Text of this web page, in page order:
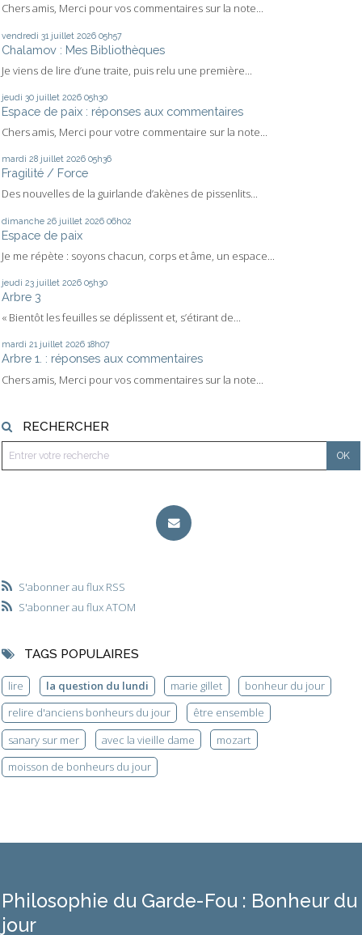
Chers amis, Merci pour vos commentaires sur la note...
vendredi 31 juillet 2026 05h57
Chalamov : Mes Bibliothèques
Je viens de lire d’une traite, puis relu une première...
jeudi 30 juillet 2026 05h30
Espace de paix : réponses aux commentaires
Chers amis, Merci pour votre commentaire sur la note...
mardi 28 juillet 2026 05h36
Fragilité / Force
Des nouvelles de la guirlande d’akènes de pissenlits...
dimanche 26 juillet 2026 06h02
Espace de paix
Je me répète : soyons chacun, corps et âme, un espace...
jeudi 23 juillet 2026 05h30
Arbre 3
« Bientôt les feuilles se déplissent et, s’étirant de...
mardi 21 juillet 2026 18h07
Arbre 1. : réponses aux commentaires
Chers amis, Merci pour vos commentaires sur la note...
RECHERCHER
S'abonner au flux RSS
S'abonner au flux ATOM
TAGS POPULAIRES
lire la question du lundi marie gillet
bonheur du jour
relire d'anciens bonheurs du jour
être ensemble
sanary sur mer
avec la vieille dame
mozart
moisson de bonheurs du jour
Philosophie du Garde-Fou : Bonheur du
jour